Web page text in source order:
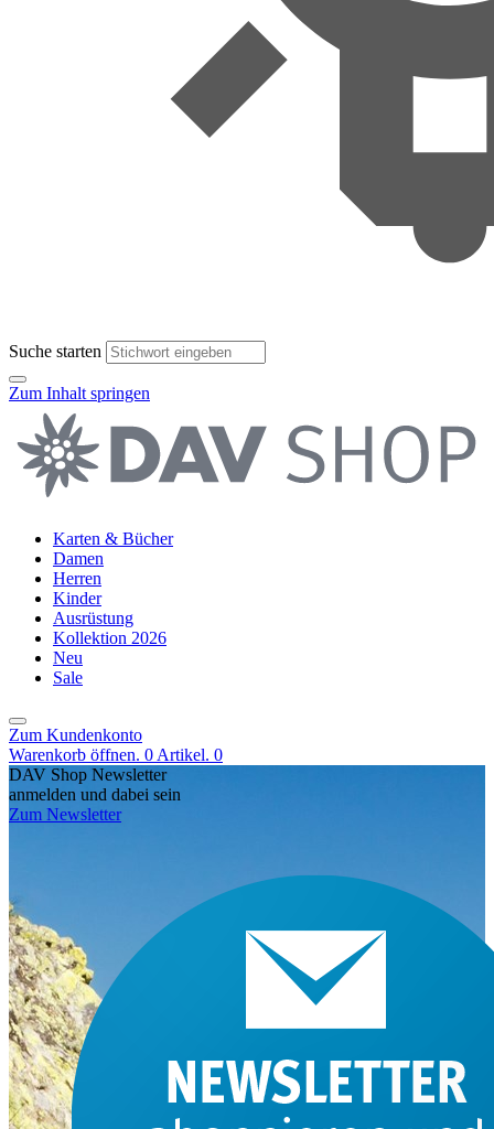
Suche starten
Zum Inhalt springen
Karten & Bücher
Damen
Herren
Kinder
Ausrüstung
Kollektion 2026
Neu
Sale
Zum Kundenkonto
Warenkorb öffnen. 0 Artikel. 0
DAV Shop Newsletter
anmelden und dabei sein
Zum Newsletter